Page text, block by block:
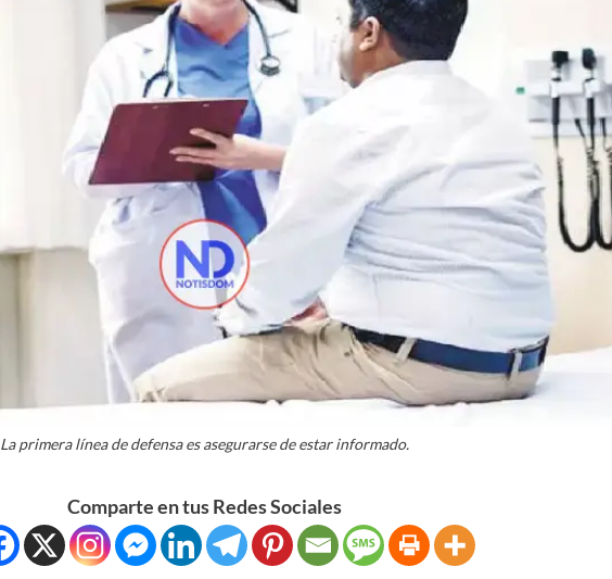
La primera línea de defensa es asegurarse de estar informado.
Comparte en tus Redes Sociales